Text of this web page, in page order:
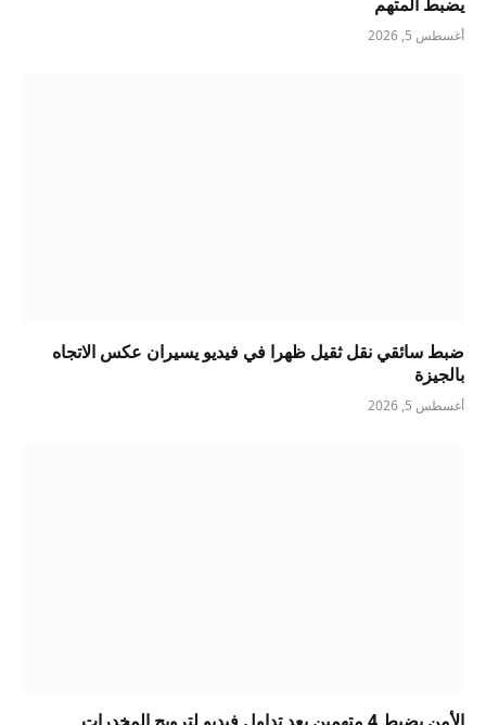
أغسطس 5, 2026
ضبط سائقي نقل ثقيل ظهرا في فيديو يسيران عكس الاتجاه
بالجيزة
أغسطس 5, 2026